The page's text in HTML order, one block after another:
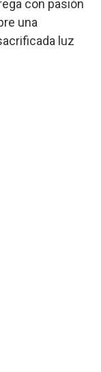
con pasión
una
luz